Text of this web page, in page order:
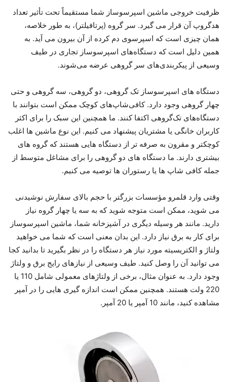
ظرفیت خروجی ماشین اسپرسوساز شما مستقیماً تحت تأثیر تعداد
هدگروپ آن قرار می گیرد. سر گروه (پرتافیلتر)، به طور خلاصه،
همان چیزی است که اسپرسوی دم کرده از آن بیرون می آید. به
همین دلیل است که دستگاه‌های اسپرسوساز تجاری در طیف
وسیعی از پیکربندی‌های سر گروهی عرضه می‌شوند.
دستگاه های اسپرسوساز تک گروهی، دو گروهی، سه گروهی و حتی
چهار گروهی وجود دارد. کافی‌شاپ‌های کوچک ممکن است بتوانند با
دستگاه‌های تک‌گروهی اکتفا کنند. ما همچنین این سبک را برای اکثر
کاربران خانگی یا مشتریان پیشنهاد می کنیم. این نوع ماشین ها اغلب
کوچکتر و مقرون به صرفه تر از دستگاه هایی هستند که گروه های
بیشتری دارند. ما دستگاه های دو گروهی را برای مشاغل متوسط از
جمله کافی شاپ ها یا رستوران ها توصیه می کنیم.
وقتی وارد قلمرو مؤسسات بزرگتر با حجم بالای سفارش نوشیدنی
می شوید، ممکن است متوجه شوید که به سه یا چهار گروه نیاز
دارید. مانند هر وسیله دیگری در آشپزخانه شما، ماشین اسپرسوساز
برای کار به برق نیاز دارد. این بدان معنی است که شما می خواهید
ولتاژ و الکتریسیته مورد نیاز هر دستگاه را در نظر بگیرید تا بدانید کجا
می توانید آن را وصل کنید. طیف وسیعی از نیازهای رایج برق و ولتاژ
وجود دارد. به عنوان مثال، برخی از ولتاژهای معمولی شامل 110 یا
220 ولت هستند. همچنین ممکن است اندازه گیری هایی را در آمپر
مشاهده کنید، مانند 10 آمپر یا 20 آمپر.